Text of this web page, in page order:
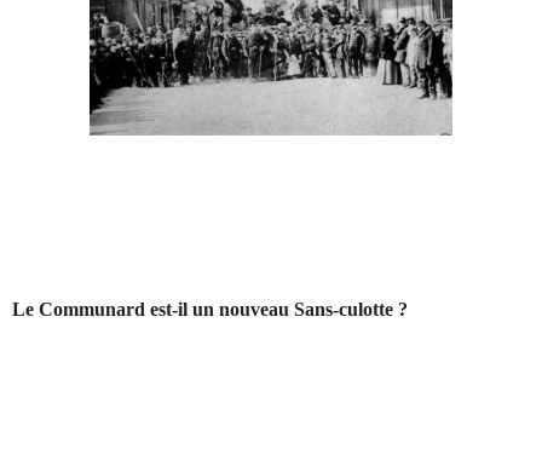
Le Communard est-il un nouveau Sans-culotte ?